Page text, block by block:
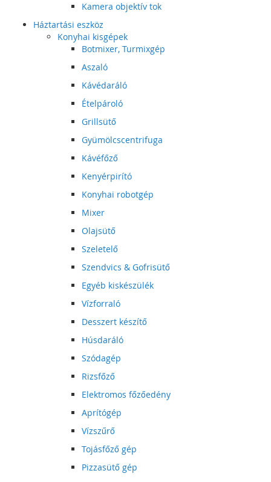
Kamera objektív tok
Háztartási eszköz
Konyhai kisgépek
Botmixer, Turmixgép
Aszaló
Kávédaráló
Ételpároló
Grillsütő
Gyümölcscentrifuga
Kávéfőző
Kenyérpirító
Konyhai robotgép
Mixer
Olajsütő
Szeletelő
Szendvics & Gofrisütő
Egyéb kiskészülék
Vízforraló
Desszert készítő
Húsdaráló
Szódagép
Rizsfőző
Elektromos főzőedény
Aprítógép
Vízszűrő
Tojásfőző gép
Pizzasütő gép